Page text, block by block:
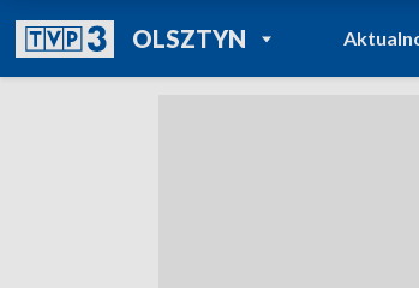
OLSZTYNPOWRÓT DO
TVP REGIONY